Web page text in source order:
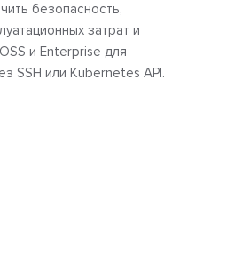
безопасность,
затрат и
и Enterprise для
SSH или Kubernetes API.